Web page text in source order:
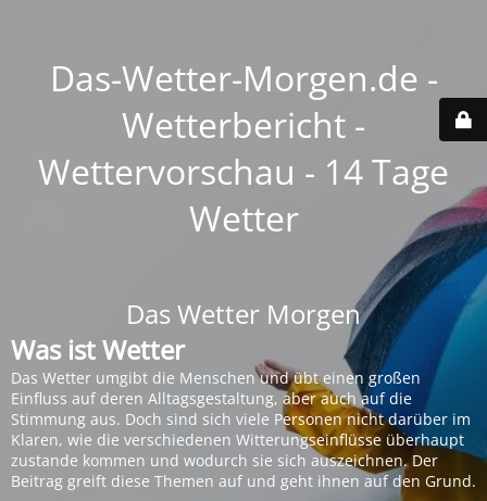
Das-Wetter-Morgen.de -
Wetterbericht -
Wettervorschau - 14 Tage
Wetter
Das Wetter Morgen
Was ist Wetter
Das Wetter umgibt die Menschen und übt einen großen
Einfluss auf deren Alltagsgestaltung, aber auch auf die
Stimmung aus. Doch sind sich viele Personen nicht darüber im
Klaren, wie die verschiedenen Witterungseinflüsse überhaupt
zustande kommen und wodurch sie sich auszeichnen. Der
Beitrag greift diese Themen auf und geht ihnen auf den Grund.